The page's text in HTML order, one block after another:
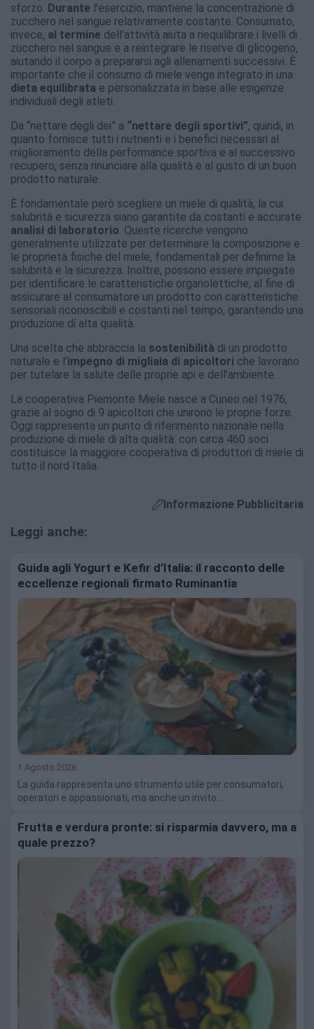
sforzo. Durante l’esercizio, mantiene la concentrazione di
zucchero nel sangue relativamente costante. Consumato,
invece, al termine dell’attività aiuta a riequilibrare i livelli di
zucchero nel sangue e a reintegrare le riserve di glicogeno,
aiutando il corpo a prepararsi agli allenamenti successivi. È
importante che il consumo di miele venga integrato in una
dieta equilibrata e personalizzata in base alle esigenze
individuali degli atleti.
Da “nettare degli dei” a “nettare degli sportivi”, quindi, in
quanto fornisce tutti i nutrienti e i benefici necessari al
miglioramento della performance sportiva e al successivo
recupero, senza rinunciare alla qualità e al gusto di un buon
prodotto naturale.
È fondamentale però scegliere un miele di qualità, la cui
salubrità e sicurezza siano garantite da costanti e accurate
analisi di laboratorio. Queste ricerche vengono
generalmente utilizzate per determinare la composizione e
le proprietà fisiche del miele, fondamentali per definirne la
salubrità e la sicurezza. Inoltre, possono essere impiegate
per identificare le caratteristiche organolettiche, al fine di
assicurare al consumatore un prodotto con caratteristiche
sensoriali riconoscibili e costanti nel tempo, garantendo una
produzione di alta qualità.
Una scelta che abbraccia la sostenibilità di un prodotto
naturale e l’impegno di migliaia di apicoltori che lavorano
per tutelare la salute delle proprie api e dell’ambiente.
La cooperativa Piemonte Miele nasce a Cuneo nel 1976,
grazie al sogno di 9 apicoltori che unirono le proprie forze.
Oggi rappresenta un punto di riferimento nazionale nella
produzione di miele di alta qualità: con circa 460 soci
costituisce la maggiore cooperativa di produttori di miele di
tutto il nord Italia.
Informazione Pubblicitaria
Leggi anche:
Guida agli Yogurt e Kefir d’Italia: il racconto delle
eccellenze regionali firmato Ruminantia
1 Agosto 2026
La guida rappresenta uno strumento utile per consumatori,
operatori e appassionati, ma anche un invito…
Frutta e verdura pronte: si risparmia davvero, ma a
quale prezzo?